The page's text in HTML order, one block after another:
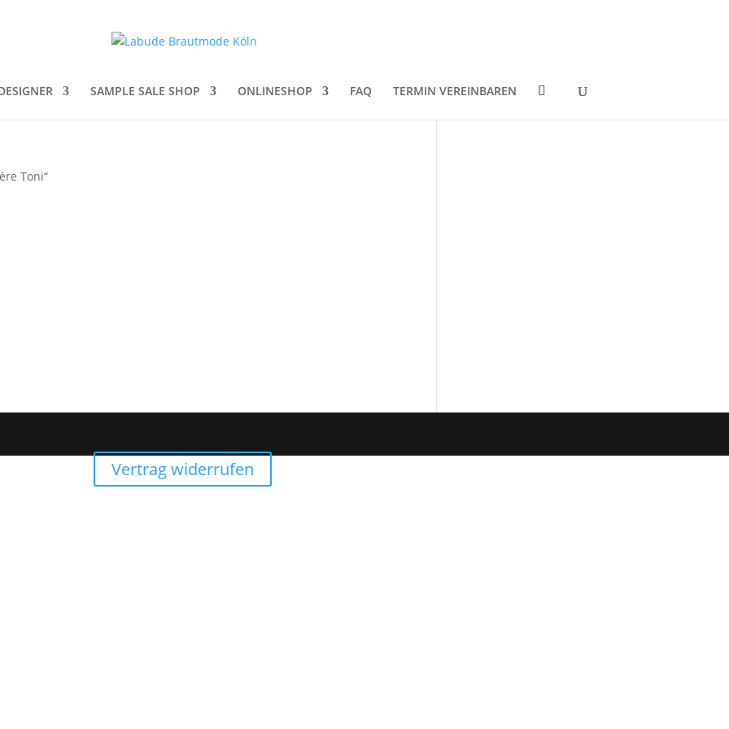
SAMPLE SALE SHOP ONLINESHOP FAQ TERMIN VEREINBAREN
Toni“
Vertrag widerrufen